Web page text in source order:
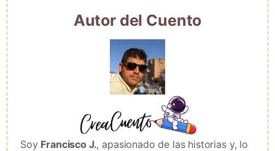
Autor del Cuento
Soy Francisco J., apasionado de las historias y, lo